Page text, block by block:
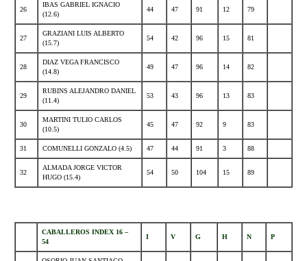
26
IBAS GABRIEL IGNACIO
(12.6)
44 47 91 12 79
27
GRAZIANI LUIS ALBERTO
(15.7)
54 42 96 15 81
28
DIAZ VEGA FRANCISCO
(14.8)
49 47 96 14 82
29
RUBINS ALEJANDRO DANIEL
(11.4)
53 43 96 13 83
30
MARTINI TULIO CARLOS
(10.5)
45 47 92 9 83
31 COMUNELLI GONZALO (4.5) 47 44 91 3 88
32
ALMADA JORGE VICTOR
HUGO (15.4)
54 50 104 15 89
CABALLEROS INDEX 16 –
54
I V G H N P